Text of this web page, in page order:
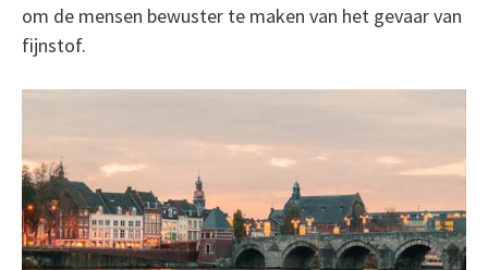
om de mensen bewuster te maken van het gevaar van
fijnstof.